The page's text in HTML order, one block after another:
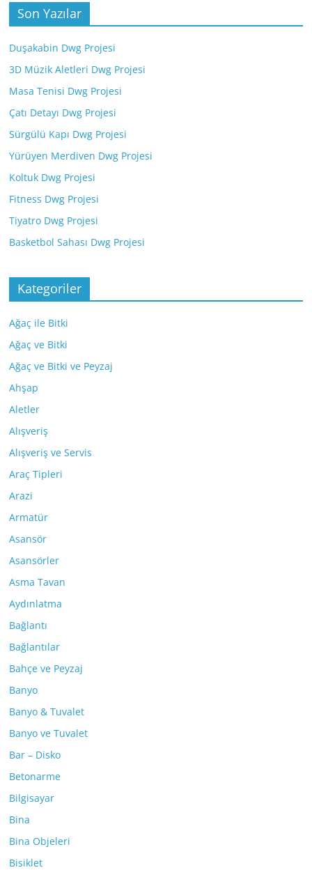
Son Yazılar
Duşakabin Dwg Projesi
3D Müzik Aletleri Dwg Projesi
Masa Tenisi Dwg Projesi
Çatı Detayı Dwg Projesi
Sürgülü Kapı Dwg Projesi
Yürüyen Merdiven Dwg Projesi
Koltuk Dwg Projesi
Fitness Dwg Projesi
Tiyatro Dwg Projesi
Basketbol Sahası Dwg Projesi
Kategoriler
Ağaç ile Bitki
Ağaç ve Bitki
Ağaç ve Bitki ve Peyzaj
Ahşap
Aletler
Alışveriş
Alışveriş ve Servis
Araç Tipleri
Arazi
Armatür
Asansör
Asansörler
Asma Tavan
Aydınlatma
Bağlantı
Bağlantılar
Bahçe ve Peyzaj
Banyo
Banyo & Tuvalet
Banyo ve Tuvalet
Bar – Disko
Betonarme
Bilgisayar
Bina
Bina Objeleri
Bisiklet